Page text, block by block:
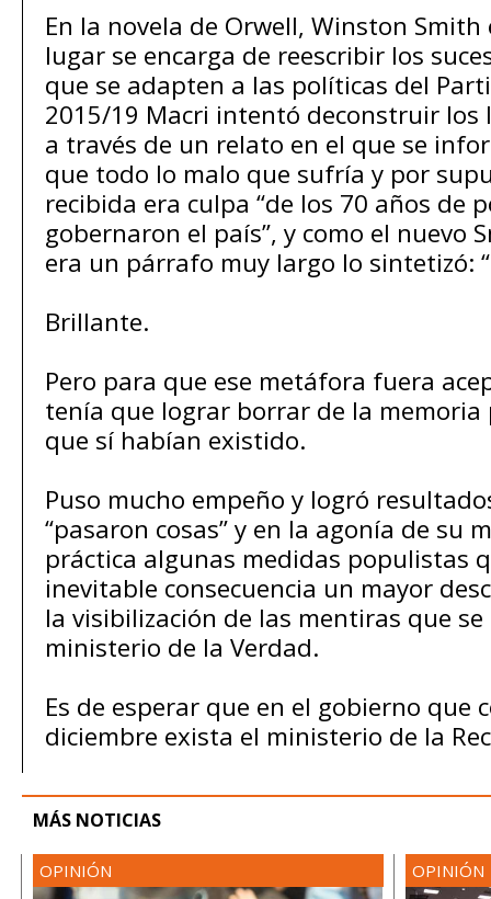
En la novela de Orwell, Winston Smith
lugar se encarga de reescribir los
que se adapten a las políticas del
2015/19 Macri intentó deconstruir los
a través de un relato en el que se
que todo lo malo que sufría y por
recibida era culpa “de los 70 años de
gobernaron el país”, y como el nuevo
era un párrafo muy largo lo sintetizó:
Brillante.
Pero para que ese metáfora fuera
tenía que lograr borrar de la memoria
que sí habían existido.
Puso mucho empeño y logró
“pasaron cosas” y en la agonía de su
práctica algunas medidas populistas
inevitable consecuencia un mayor
la visibilización de las mentiras que
ministerio de la Verdad.
Es de esperar que en el gobierno que
diciembre exista el ministerio de la
MÁS NOTICIAS
OPINIÓN OPINIÓN